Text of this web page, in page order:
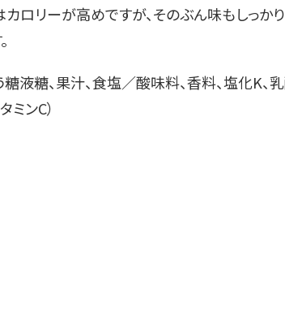
ロリーが高めですが、そのぶん味もしっかり
液糖、果汁、食塩／酸味料、香料、塩化K、
ミンC）